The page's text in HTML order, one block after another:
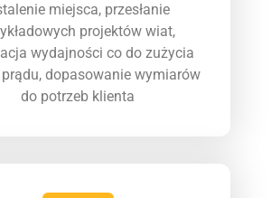
miejsca, przesłanie
projektów wiat,
wydajności co do zużycia
dopasowanie wymiarów
do potrzeb klienta